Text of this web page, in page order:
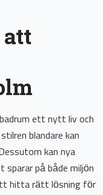
att
ett nytt liv och
blandare kan
kan nya
sparar på både miljön
hitta rätt lösning för